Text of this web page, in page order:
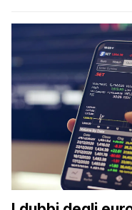
flessibilità e rendimento.